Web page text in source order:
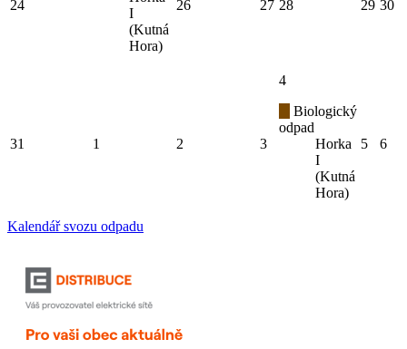
24
I
(Kutná
Hora)
26 27 28 29 30
31 1 2 3
4
Biologický
odpad
Horka
I
(Kutná
Hora)
5 6
Kalendář svozu odpadu